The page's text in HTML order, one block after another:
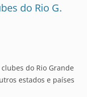
do Rio G.
do Rio Grande
estados e países